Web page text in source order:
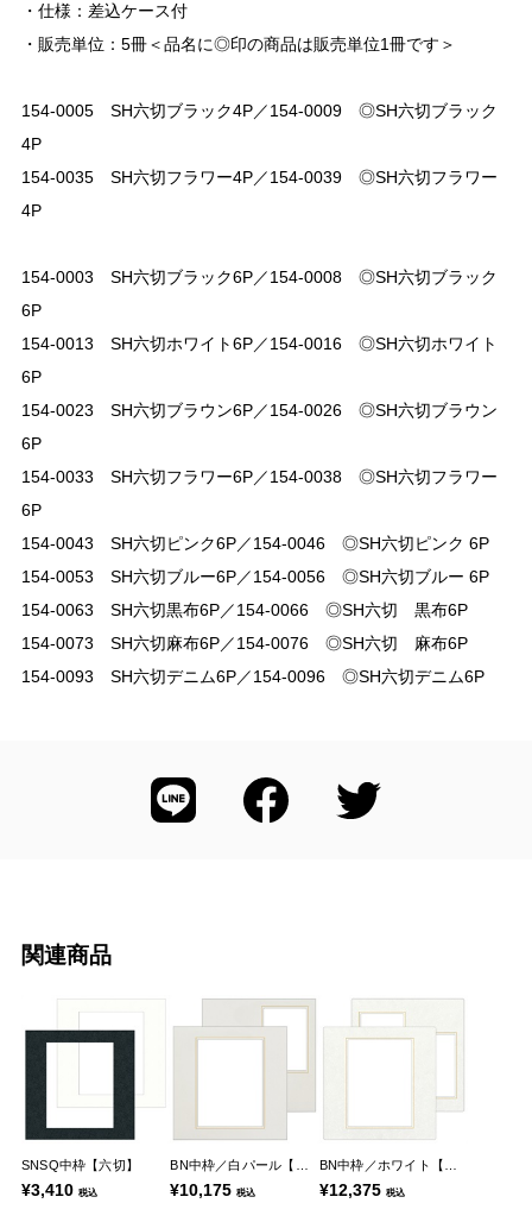
・仕様：差込ケース付
・販売単位：5冊＜品名に◎印の商品は販売単位1冊です＞
154-0005 SH六切ブラック4P／154-0009 ◎SH六切ブラック
4P
154-0035 SH六切フラワー4P／154-0039 ◎SH六切フラワー
4P
154-0003 SH六切ブラック6P／154-0008 ◎SH六切ブラック
6P
154-0013 SH六切ホワイト6P／154-0016 ◎SH六切ホワイト
6P
154-0023 SH六切ブラウン6P／154-0026 ◎SH六切ブラウン
6P
154-0033 SH六切フラワー6P／154-0038 ◎SH六切フラワー
6P
154-0043 SH六切ピンク6P／154-0046 ◎SH六切ピンク 6P
154-0053 SH六切ブルー6P／154-0056 ◎SH六切ブルー 6P
154-0063 SH六切黒布6P／154-0066 ◎SH六切 黒布6P
154-0073 SH六切麻布6P／154-0076 ◎SH六切 麻布6P
154-0093 SH六切デニム6P／154-0096 ◎SH六切デニム6P
関連商品
SNSQ中枠【六切】
¥3,410 税込 ¥10,175税込 ¥12,375 税込